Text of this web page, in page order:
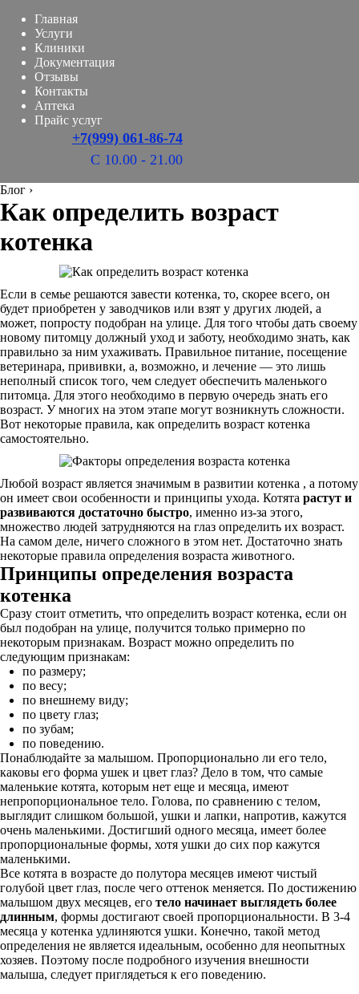
Главная
Услуги
Клиники
Документация
Отзывы
Контакты
Аптека
Прайс услуг
+7(999) 061-86-74
С 10.00 - 21.00
Блог ›
Как определить возраст
котенка
Если в семье решаются завести котенка, то, скорее всего, он
будет приобретен у заводчиков или взят у других людей, а
может, попросту подобран на улице. Для того чтобы дать своему
новому питомцу должный уход и заботу, необходимо знать, как
правильно за ним ухаживать. Правильное питание, посещение
ветеринара, прививки, а, возможно, и лечение — это лишь
неполный список того, чем следует обеспечить маленького
питомца. Для этого необходимо в первую очередь знать его
возраст. У многих на этом этапе могут возникнуть сложности.
Вот некоторые правила, как определить возраст котенка
самостоятельно.
Любой возраст является значимым в развитии котенка , а потому
он имеет свои особенности и принципы ухода. Котята растут и
развиваются достаточно быстро, именно из-за этого,
множество людей затрудняются на глаз определить их возраст.
На самом деле, ничего сложного в этом нет. Достаточно знать
некоторые правила определения возраста животного.
Принципы определения возраста
котенка
Сразу стоит отметить, что определить возраст котенка, если он
был подобран на улице, получится только примерно по
некоторым признакам. Возраст можно определить по
следующим признакам:
по размеру;
по весу;
по внешнему виду;
по цвету глаз;
по зубам;
по поведению.
Понаблюдайте за малышом. Пропорционально ли его тело,
каковы его форма ушек и цвет глаз? Дело в том, что самые
маленькие котята, которым нет еще и месяца, имеют
непропорциональное тело. Голова, по сравнению с телом,
выглядит слишком большой, ушки и лапки, напротив, кажутся
очень маленькими. Достигший одного месяца, имеет более
пропорциональные формы, хотя ушки до сих пор кажутся
маленькими.
Все котята в возрасте до полутора месяцев имеют чистый
голубой цвет глаз, после чего оттенок меняется. По достижению
малышом двух месяцев, его тело начинает выглядеть более
длинным, формы достигают своей пропорциональности. В 3-4
месяца у котенка удлиняются ушки. Конечно, такой метод
определения не является идеальным, особенно для неопытных
хозяев. Поэтому после подробного изучения внешности
малыша, следует приглядеться к его поведению.